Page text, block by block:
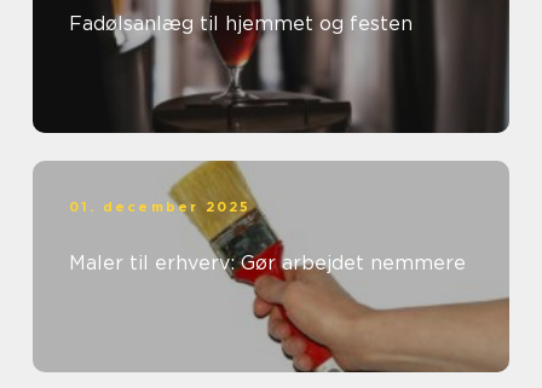
Fadølsanlæg til hjemmet og festen
01. december 2025
Maler til erhverv: Gør arbejdet nemmere